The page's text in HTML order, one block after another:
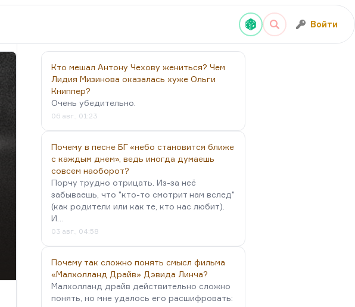
Войти
Кто мешал Антону Чехову жениться? Чем
Лидия Мизинова оказалась хуже Ольги
Книппер?
Очень убедительно.
06 авг., 01:23
Почему в песне БГ «небо становится ближе
с каждым днем», ведь иногда думаешь
совсем наоборот?
Порчу трудно отрицать. Из-за неё
забываешь, что "кто-то смотрит нам вслед"
(как родители или как те, кто нас любит).
И…
03 авг., 04:58
Почему так сложно понять смысл фильма
«Малхолланд Драйв» Дэвида Линча?
Малхолланд драйв действительно сложно
понять, но мне удалось его расшифровать: